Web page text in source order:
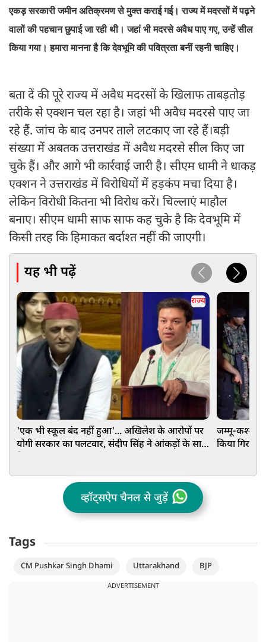
एकड़ सरकारी जमीन अतिक्रमण से मुक्त कराई गई। राज्य में मदरसों में पढ़ने
वालों की पहचान छुपाई जा रही थी। जहां भी मदरसे अवैध पाए गए, उन्हें सील
किया गया। हमारा मानना है कि देवभूमि की पवित्रता बनीं रहनी चाहिए।
बता दें की पूरे राज्य में अवैध मदरसों के खिलाफ ताबड़तोड़
तरीके से एक्शन चल रहा है। जहां भी अवैध मदरसे पाए जा
रहे हैं. जांच के बाद उनपर ताले लटकाए जा रहे हैं।बड़ी
संख्या में अबतक उत्तराखंड में अवैध मदरसे सील किए जा
चुके हैं। और आगे भी कार्रवाई जारी है। सीएम धामी ने धाकड़
एक्शन ने उत्तराखंड में विरोधियों में हड़कंप मचा दिया है।
लेकिन विरोधी कितना भी विरोध करें। चिल्लाएं माहौल
बनाए। सीएम धामी साफ साफ कह चुके है कि देवभूमि में
किसी तरह कि हिमाकत बर्दाश्त नहीं की जाएगी।
यह भी पढ़ें
राज्य
'एक भी स्कूल बंद नहीं हुआ'... अखिलेश के आरोपों पर
योगी सरकार का पलटवार, संदीप सिंह ने आंकड़ों के साथ
जम्मू-कश्मीर:
किया
व्हॉट्सऐप चैनल से जुड़ें
Tags
CM Pushkar Singh Dhami Uttarakhand BJP
ADVERTISEMENT